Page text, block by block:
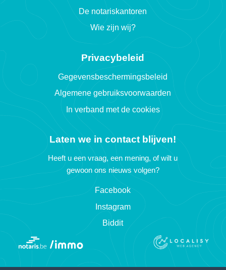
De notariskantoren
Wie zijn wij?
Privacybeleid
Gegevensbeschermingsbeleid
Algemene gebruiksvoorwaarden
In verband met de cookies
Laten we in contact blijven!
Heeft u een vraag, een mening, of wilt u
gewoon ons nieuws volgen?
Facebook
Instagram
Biddit